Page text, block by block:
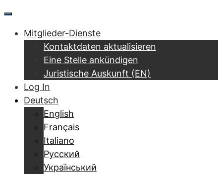
Zum
springen
Menu
Mitglieder-Dienste
Kontaktdaten aktualisieren
Eine Stelle ankündigen
Juristische Auskunft (EN)
Log In
Deutsch
English
Français
Italiano
Русский
Український